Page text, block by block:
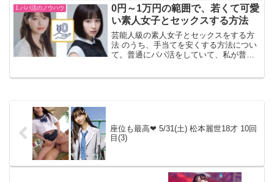
は飛ばして頂けたら、と思う。どうすれ
ば、そういう事ができる...
1.パパ活のノウハウ
0円～1万円の範囲で、若くて可愛
い素人女子とセックスする方法
芸能人級の素人女子とセックスをする方
法 のうち、手当てを安くする方法につい
て。普通にパパ活をしていて、私が普段
座位も最高❤ 5/31(土) 松本麗世18才 10回
目(3)